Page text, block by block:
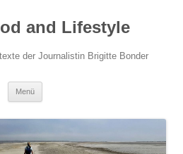
and Lifestyle
der Journalistin Brigitte Bonder
Menü